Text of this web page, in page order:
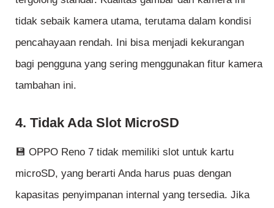
tidak sebaik kamera utama, terutama dalam kondisi
pencahayaan rendah. Ini bisa menjadi kekurangan
bagi pengguna yang sering menggunakan fitur kamera
tambahan ini.
4. Tidak Ada Slot MicroSD
💾 OPPO Reno 7 tidak memiliki slot untuk kartu
microSD, yang berarti Anda harus puas dengan
kapasitas penyimpanan internal yang tersedia. Jika